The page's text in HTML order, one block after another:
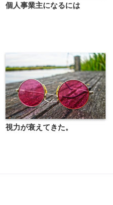
個人事業主になるには
視力が衰えてきた。